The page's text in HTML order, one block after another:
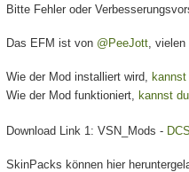
Bitte Fehler oder
Das EFM ist von @PeeJott, vielen
Wie der Mod installiert wird,
Wie der Mod funktioniert, kannst
Download Link 1: VSN_Mods -
SkinPacks können hier